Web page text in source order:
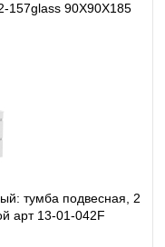
157glass 90X90X185
тумба подвесная, 2
арт 13-01-042F